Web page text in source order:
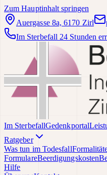
Zum Hauptinhalt springen
Auergasse 8a, 6170 Zirl
Im Sterbefall 24 Stunden
Im SterbefallGedenkportal
Ratgeber
Was tun im Todesfall
FormulareBeerdigungskosten
Hilfe